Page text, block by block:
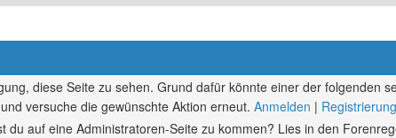
diese Seite zu sehen. Grund dafür könnte einer der folgenden
versuche die gewünschte Aktion erneut. Anmelden |
du auf eine Administratoren-Seite zu kommen? Lies in den